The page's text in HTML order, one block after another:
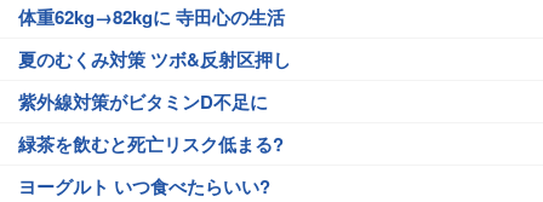
体重62kg→82kgに 寺田心の生活
夏のむくみ対策 ツボ&反射区押し
紫外線対策がビタミンD不足に
緑茶を飲むと死亡リスク低まる?
ヨーグルト いつ食べたらいい?